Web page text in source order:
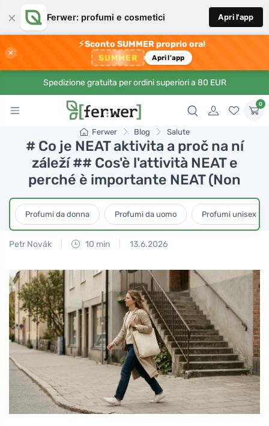
× Ferwer: profumi e cosmetici Apri l'app
×
⚡Sconto SUMMER proprio ora!
SUMMER Apri l'app
Spedizione gratuita per ordini superiori a 80 EUR
0
Ferwer Blog Salute
# Co je NEAT aktivita a proč na ní
záleží ## Cos'è l'attività NEAT e
perché è importante NEAT (Non
Profumi da donna Profumi da uomo Profumi unisex
Petr Novák 10 min 13.6.2026